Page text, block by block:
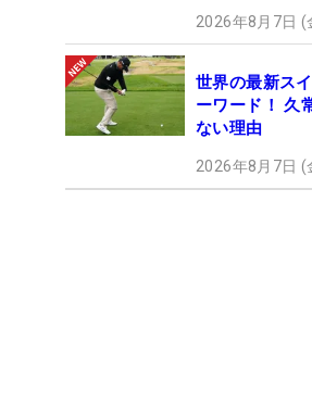
2026年8月7日 (
世界の最新ス
ーワード！ 久
ない理由
2026年8月7日 (